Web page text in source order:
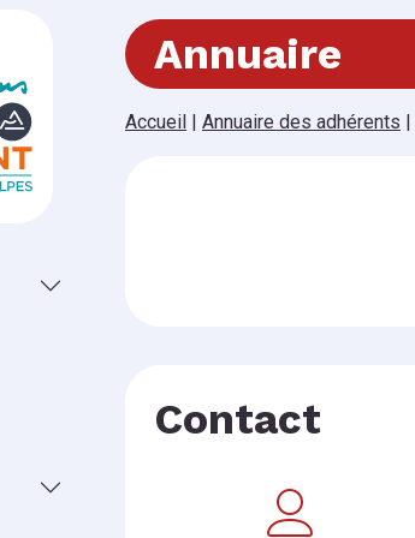
Annuaire
Accueil | Annuaire des adhérents |
Contact